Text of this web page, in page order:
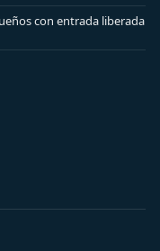
con entrada liberada